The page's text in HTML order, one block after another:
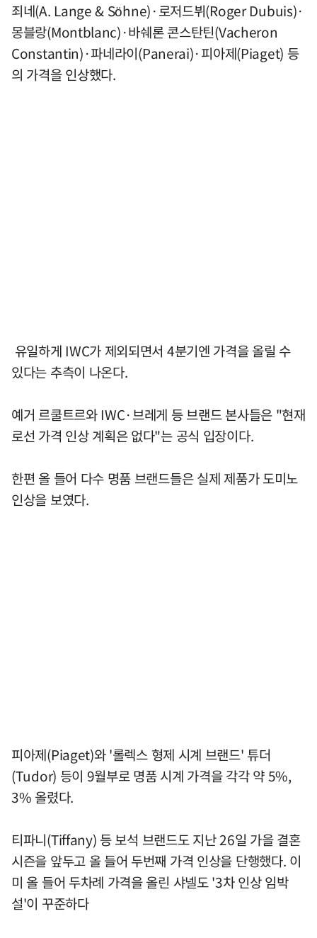
죄네(A. Lange & Söhne)·로저드뷔(Roger Dubuis)·
몽블랑(Montblanc)·바쉐론 콘스탄틴(Vacheron
Constantin)·파네라이(Panerai)·피아제(Piaget) 등
의 가격을 인상했다.
유일하게 IWC가 제외되면서 4분기엔 가격을 올릴 수
있다는 추측이 나온다.
예거 르쿨트르와 IWC·브레게 등 브랜드 본사들은 "현재
로선 가격 인상 계획은 없다"는 공식 입장이다.
한편 올 들어 다수 명품 브랜드들은 실제 제품가 도미노
인상을 보였다.
피아제(Piaget)와 '롤렉스 형제 시계 브랜드' 튜더
(Tudor) 등이 9월부로 명품 시계 가격을 각각 약 5%,
3% 올렸다.
티파니(Tiffany) 등 보석 브랜드도 지난 26일 가을 결혼
시즌을 앞두고 올 들어 두번째 가격 인상을 단행했다. 이
미 올 들어 두차례 가격을 올린 샤넬도 '3차 인상 임박
설'이 꾸준하다